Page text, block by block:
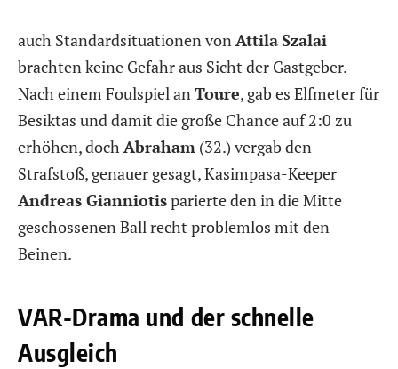
auch Standardsituationen von AttilaSzalai
brachten keine Gefahr aus Sicht der Gastgeber.
Nach einem Foulspiel an Toure, gab es Elfmeter für
Besiktas und damit die große Chance auf 2:0 zu
erhöhen, doch Abraham (32.) vergab den
Strafstoß, genauer gesagt, Kasimpasa-Keeper
Andreas Gianniotisparierte den in die Mitte
geschossenen Ball recht problemlos mit den
Beinen.
VAR-Drama und der schnelle
Ausgleich